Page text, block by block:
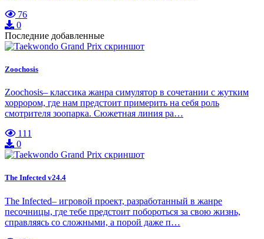
76
0
Последние добавленные
Zoochosis
Zoochosis– классика жанра симулятор в сочетании с жутким
хоррором, где нам предстоит примерить на себя роль
смотрителя зоопарка. Сюжетная линия ра…
111
0
The Infected v24.4
The Infected– игровой проект, разработанный в жанре
песочницы, где тебе предстоит побороться за свою жизнь,
справляясь со сложными, а порой даже п…